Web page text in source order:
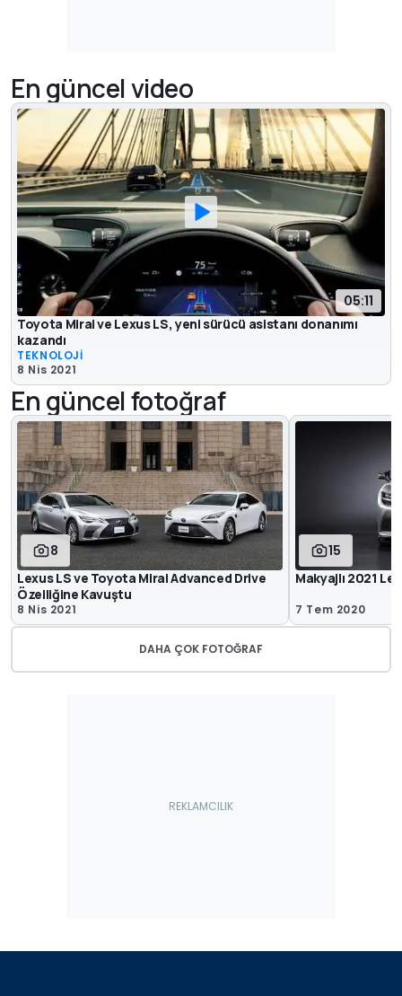
En güncel video
05:11
Toyota Mirai ve Lexus LS, yeni sürücü asistanı donanımı
kazandı
TEKNOLOJİ
8 Nis 2021
En güncel fotoğraf
8
Lexus LS ve Toyota Mirai Advanced Drive
Özelliğine Kavuştu
8 Nis 2021
15
Makyajlı 2021
7 Tem 2020
DAHA ÇOK FOTOĞRAF